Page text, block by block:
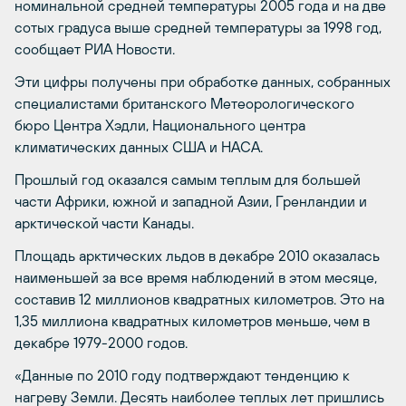
номинальной средней температуры 2005 года и на две
сотых градуса выше средней температуры за 1998 год,
сообщает РИА Новости.
Эти цифры получены при обработке данных, собранных
специалистами британского Метеорологического
бюро Центра Хэдли, Национального центра
климатических данных США и НАСА.
Прошлый год оказался самым теплым для большей
части Африки, южной и западной Азии, Гренландии и
арктической части Канады.
Площадь арктических льдов в декабре 2010 оказалась
наименьшей за все время наблюдений в этом месяце,
составив 12 миллионов квадратных километров. Это на
1,35 миллиона квадратных километров меньше, чем в
декабре 1979-2000 годов.
«Данные по 2010 году подтверждают тенденцию к
нагреву Земли. Десять наиболее теплых лет пришлись